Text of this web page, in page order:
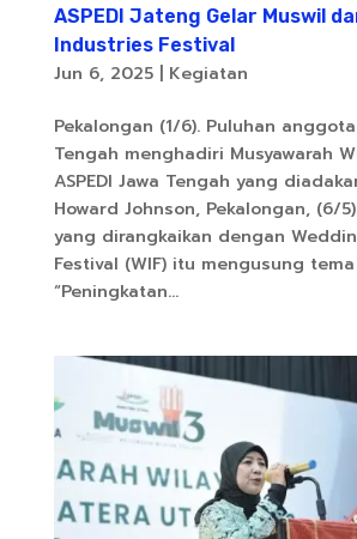
ASPEDI Jateng Gelar Muswil
Industries Festival
Jun 6, 2025| Kegiatan
Pekalongan (1/6). Puluhan anggota
Tengah menghadiri Musyawarah
ASPEDI Jawa Tengah yang
Howard Johnson, Pekalongan, (6/
yang dirangkaikan dengan
Festival (WIF) itu mengusung tema
“Peningkatan...